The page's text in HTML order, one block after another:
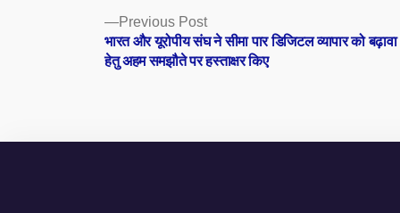
Posts
navigation
Previous PostPrevious
post:
भारत और यूरोपीय संघ ने सीमा पार डिजिटल व्यापार को
हेतु अहम समझौते पर हस्ताक्षर किए